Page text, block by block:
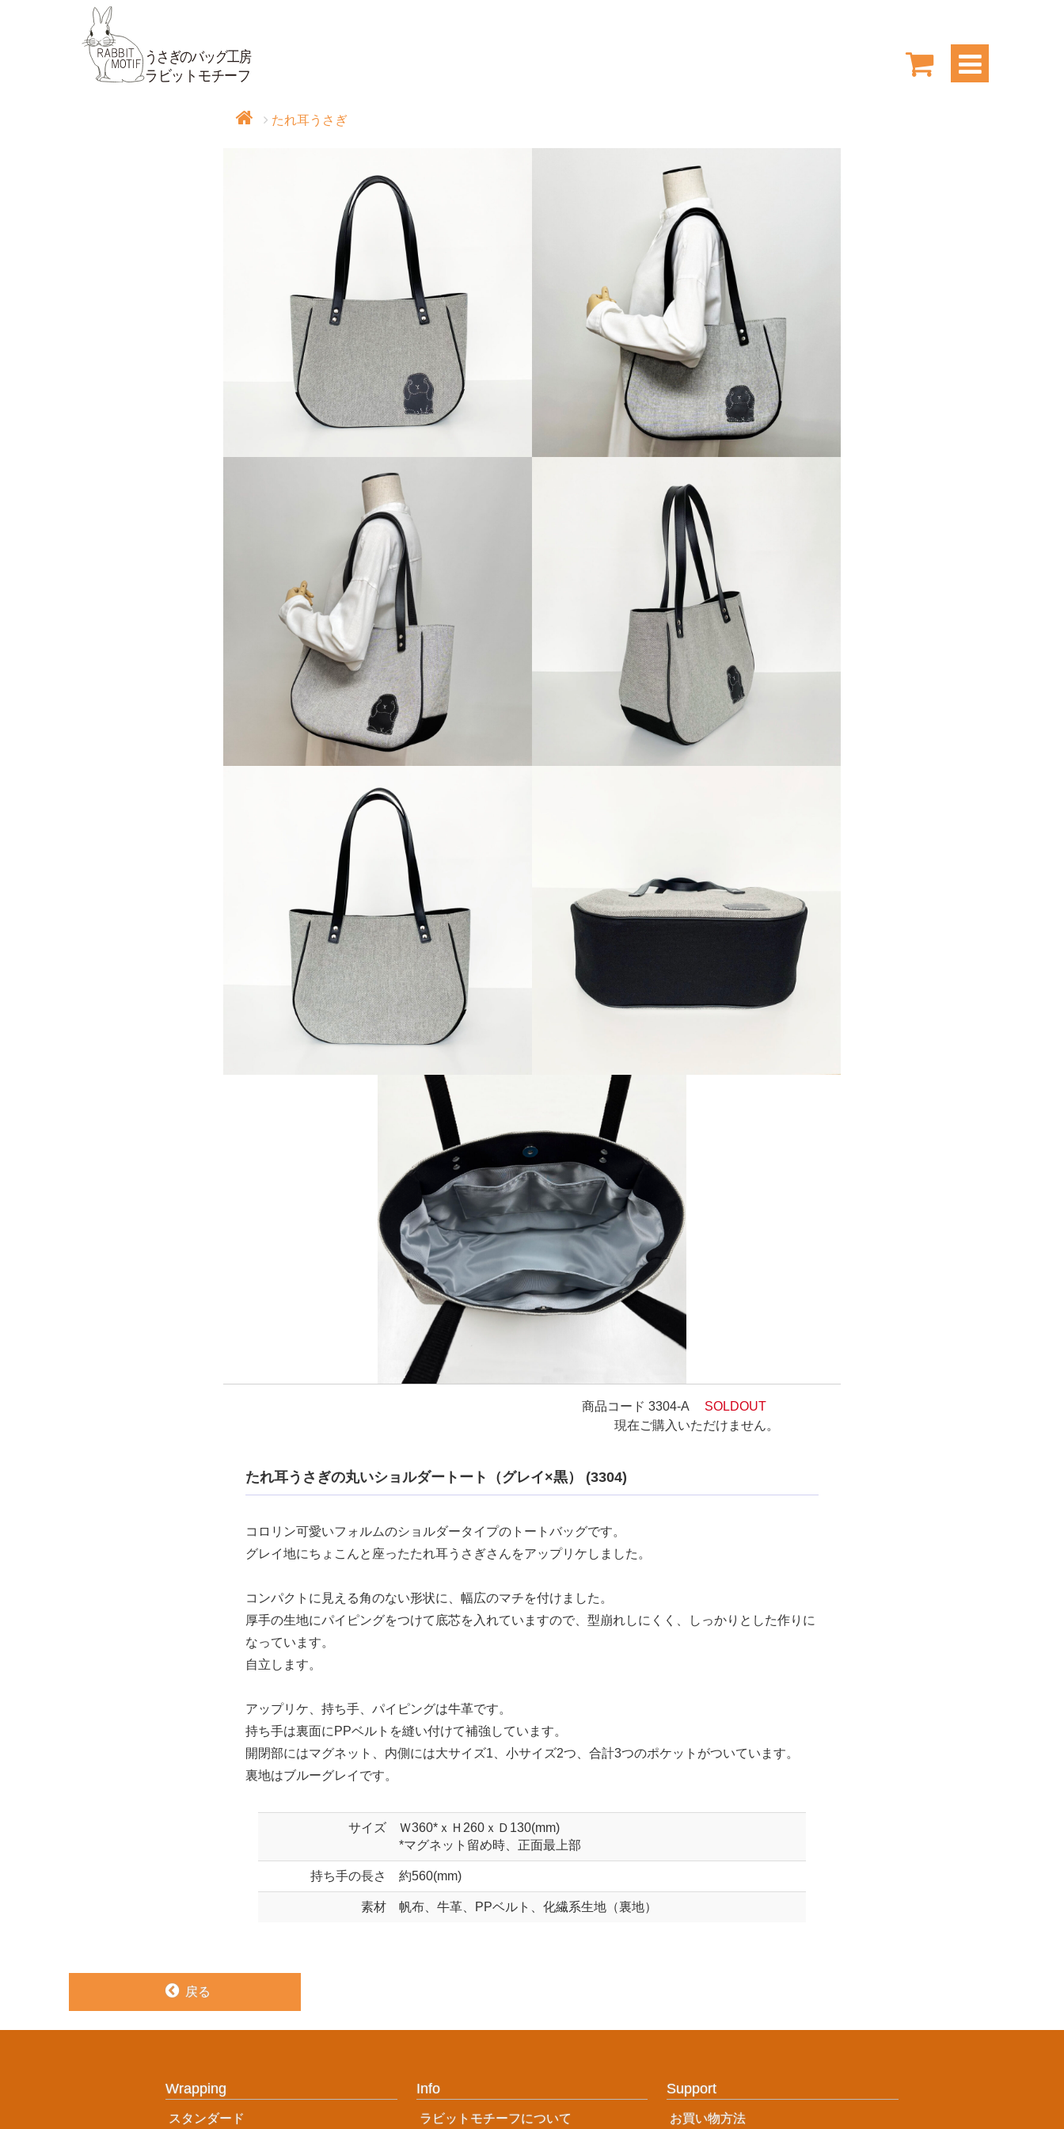
たれ耳うさぎ
商品コード 3304-A
SOLDOUT
現在ご購入いただけません。
たれ耳うさぎの丸いショルダートート（グレイ×黒） (3304)
コロリン可愛いフォルムのショルダータイプのトートバッグです。
グレイ地にちょこんと座ったたれ耳うさぎさんをアップリケしました。
コンパクトに見える角のない形状に、幅広のマチを付けました。
厚手の生地にパイピングをつけて底芯を入れていますので、型崩れしにくく、しっかりとした作りに
なっています。
自立します。
アップリケ、持ち手、パイピングは牛革です。
持ち手は裏面にPPベルトを縫い付けて補強しています。
開閉部にはマグネット、内側には大サイズ1、小サイズ2つ、合計3つのポケットがついています。
裏地はブルーグレイです。
サイズ
Ｗ360*ｘＨ260ｘＤ130(mm)
*マグネット留め時、正面最上部
持ち手の長さ 約560(mm)
素材 帆布、牛革、PPベルト、化繊系生地（裏地）
戻る
Wrapping
スタンダード
Info
ラビットモチーフについて
Support
お買い物方法